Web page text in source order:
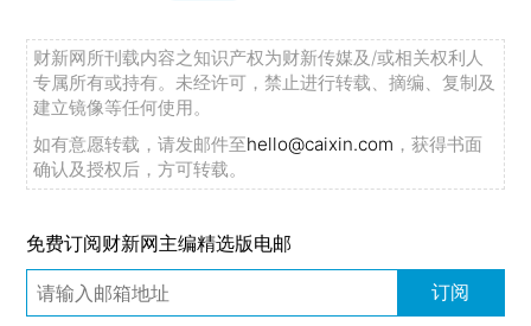
财新网所刊载内容之知识产权为财新传媒及/或相关权利人
专属所有或持有。未经许可，禁止进行转载、摘编、复制及
建立镜像等任何使用。
如有意愿转载，请发邮件至hello@caixin.com ，获得书面
确认及授权后，方可转载。
免费订阅财新网主编精选版电邮
订阅